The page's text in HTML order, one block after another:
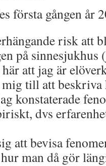
första gången år
risk att
på
att jag är
till att
konstaterade
dvs
att bevisa
man då gör